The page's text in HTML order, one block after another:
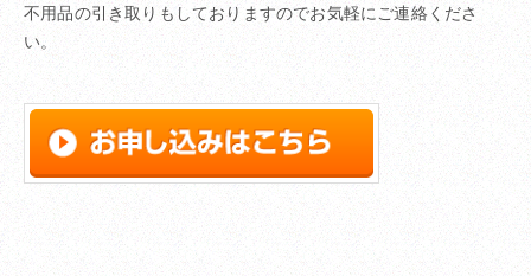
不用品の引き取りもしておりますのでお気軽にご連絡くださ
い。